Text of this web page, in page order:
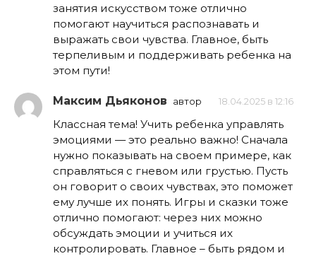
занятия искусством тоже отлично
помогают научиться распознавать и
выражать свои чувства. Главное, быть
терпеливым и поддерживать ребенка на
этом пути!
Максим Дьяконов автор 18.04.2025 в 12:16
Классная тема! Учить ребенка управлять
эмоциями — это реально важно! Сначала
нужно показывать на своем примере, как
справляться с гневом или грустью. Пусть
он говорит о своих чувствах, это поможет
ему лучше их понять. Игры и сказки тоже
отлично помогают: через них можно
обсуждать эмоции и учиться их
контролировать. Главное – быть рядом и